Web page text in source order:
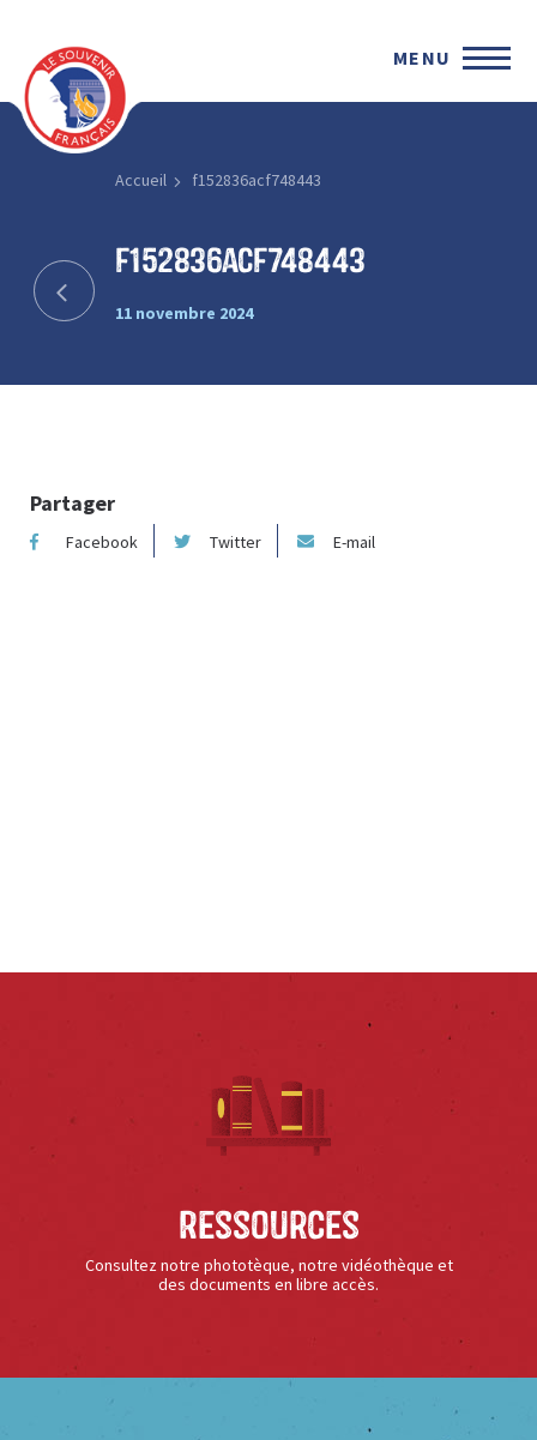
MENU
Accueil f152836acf748443
f152836acf748443
11 novembre 2024
Partager
Facebook Twitter E-mail
Ressources
Consultez notre phototèque, notre vidéothèque et
des documents en libre accès.